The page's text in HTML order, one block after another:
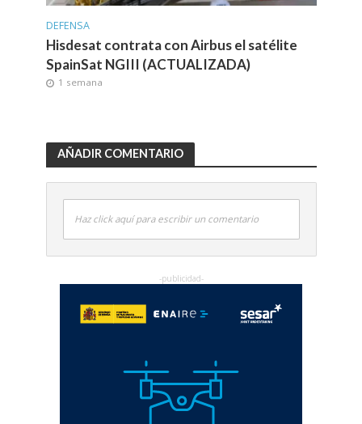
DEFENSA
Hisdesat contrata con Airbus el satélite
SpainSat NGIII (ACTUALIZADA)
1 semana
AÑADIR COMENTARIO
Haz click aquí para escribir un comentario